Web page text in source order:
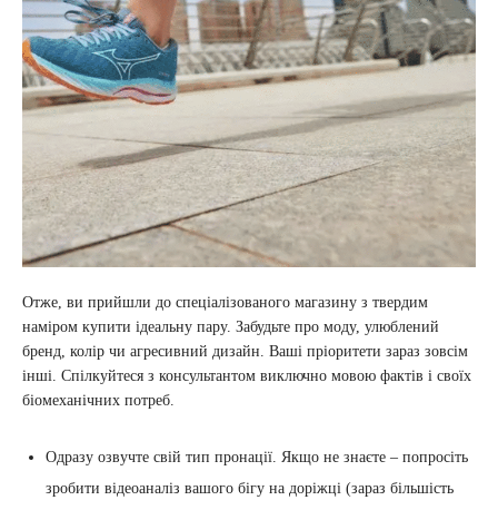
Отже, ви прийшли до спеціалізованого магазину з твердим
наміром купити ідеальну пару. Забудьте про моду, улюблений
бренд, колір чи агресивний дизайн. Ваші пріоритети зараз зовсім
інші. Спілкуйтеся з консультантом виключно мовою фактів і своїх
біомеханічних потреб.
Одразу озвучте свій тип пронації. Якщо не знаєте – попросіть
зробити відеоаналіз вашого бігу на доріжці (зараз більшість